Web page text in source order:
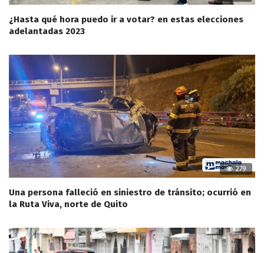
¿Hasta qué hora puedo ir a votar? en estas elecciones
adelantadas 2023
279
Una persona falleció en siniestro de tránsito; ocurrió en
la Ruta Viva, norte de Quito